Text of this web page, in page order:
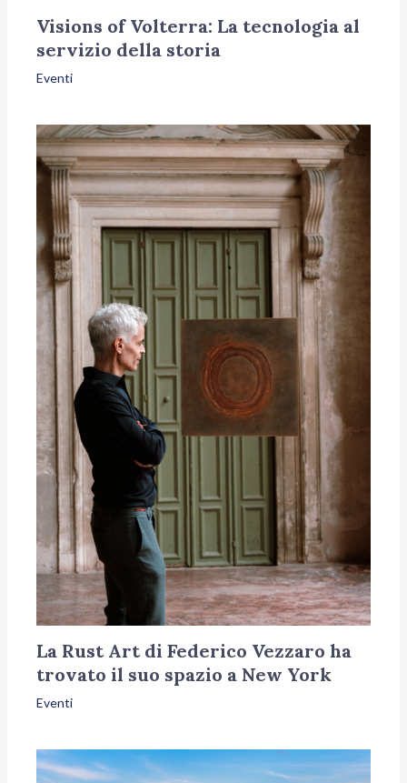
Visions of Volterra: La tecnologia al
servizio della storia
Eventi
La Rust Art di Federico Vezzaro ha
trovato il suo spazio a New York
Eventi